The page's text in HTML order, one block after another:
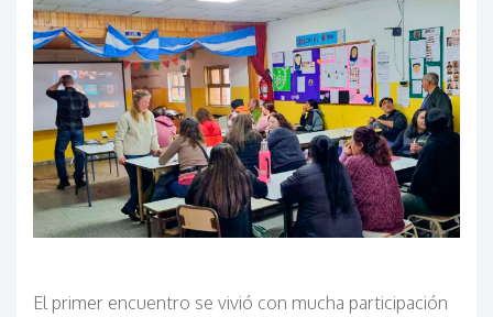
El primer encuentro se vivió con mucha participación